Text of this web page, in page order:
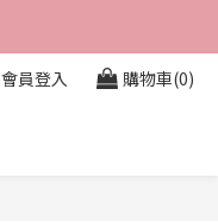
會員登入 購物車(0)